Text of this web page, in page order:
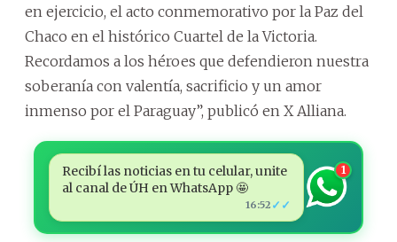
en ejercicio, el acto conmemorativo por la Paz del
Chaco en el histórico Cuartel de la Victoria.
Recordamos a los héroes que defendieron nuestra
soberanía con valentía, sacrificio y un amor
inmenso por el Paraguay”, publicó en X Alliana.
Recibí las noticias en tu celular, unite
al canal de ÚH en WhatsApp 🤩
16:52 ✓✓
1